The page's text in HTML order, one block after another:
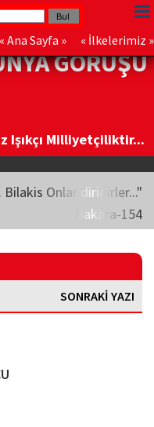
« Ana Sayfa » « İlkelerimiz »
GÖRÜŞÜ
Işıkçı Milliyetçiliktir...
Onlar diridirler..."
Bakara-154
SONRAKİ YAZI